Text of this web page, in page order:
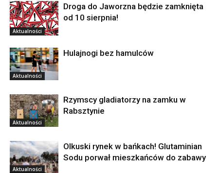
Aktualności
Droga do Jaworzna będzie zamknięta
od 10 sierpnia!
Aktualności
Hulajnogi bez hamulców
Aktualności
Rzymscy gladiatorzy na zamku w
Rabsztynie
Aktualności
Olkuski rynek w bańkach! Glutaminian
Sodu porwał mieszkańców do zabawy